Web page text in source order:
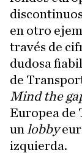
en otro
través de
dudosa
de
Mind the
Europea de
un lobby
izquierda.